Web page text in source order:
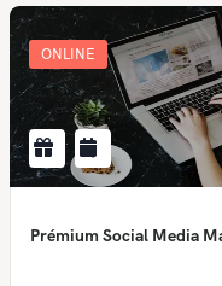
ONLINE
Prémium Social Media